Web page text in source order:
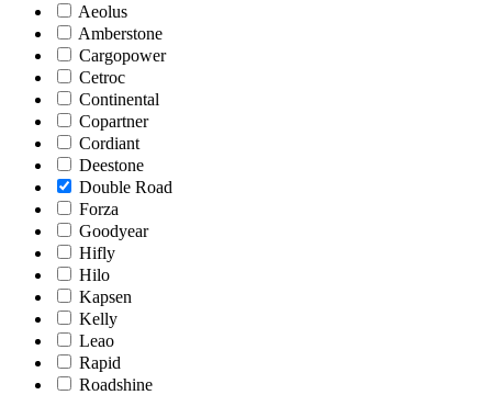
Aeolus
Amberstone
Cargopower
Cetroc
Continental
Copartner
Cordiant
Deestone
Double Road
Forza
Goodyear
Hifly
Hilo
Kapsen
Kelly
Leao
Rapid
Roadshine